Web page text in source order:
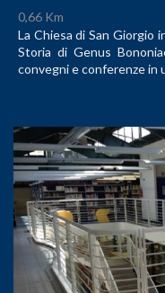
0,66 Km
La Chiesa di San Giorgio
Storia di Genus
convegni e conferenze in